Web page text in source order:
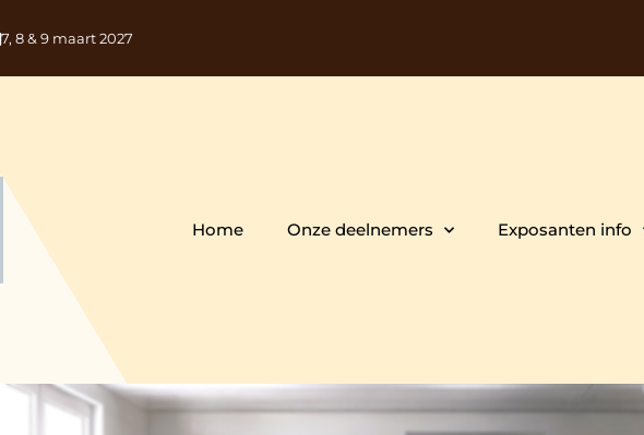
7, 8 & 9 maart 2027
Home Onze deelnemers Exposanten info